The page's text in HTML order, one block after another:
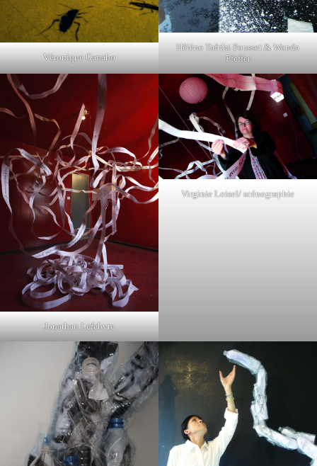
Véronique Ganaho
Hêlène Tafrihi Pousset & Wanda
Pfeffer
Jonathan Lefebvre
Virginie Loisel/ scénographie